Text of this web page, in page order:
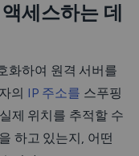
세스하는 데
화하여 원격 서버를
의 IP 주소를 스푸핑
제 위치를 추적할 수
하고 있는지, 어떤